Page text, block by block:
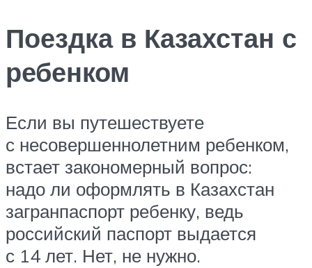
Поездка в Казахстан с
ребенком
Если вы путешествуете
с несовершеннолетним ребенком,
встает закономерный вопрос:
надо ли оформлять в Казахстан
загранпаспорт ребенку, ведь
российский паспорт выдается
с 14 лет. Нет, не нужно.